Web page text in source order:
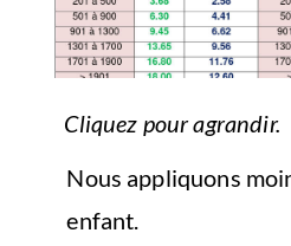
Cliquez pour agrandir.
Nous appliquons
enfant.